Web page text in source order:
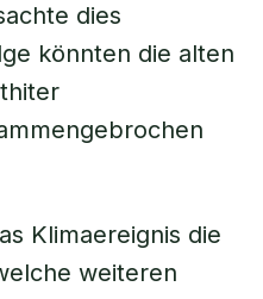
dies
könnten die alten
Klimaereignis die
weiteren